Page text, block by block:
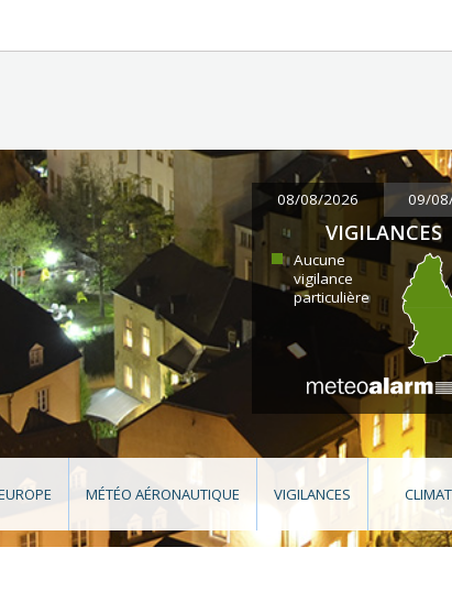
08/08/2026 09/
VIGILANCES
Aucune
vigilance
particulière
MÉTÉO AÉRONAUTIQUE VIGILANCES CLIMAT